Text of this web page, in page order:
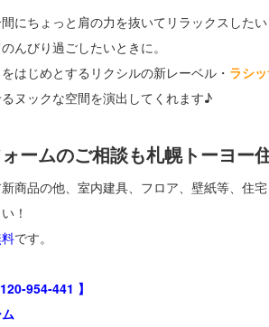
にちょっと肩の力を抜いてリラックスしたい
んびり過ごしたいときに。
をはじめとするリクシルの新レーベル・ ラシ
ヌックな空間を演出してくれます♪
ームのご相談も札幌トーヨー
商品の他、室内建具、フロア、壁紙等、住
！
です。
954-441 】